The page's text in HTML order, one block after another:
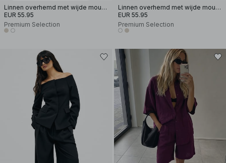
Linnen overhemd met wijde mouwen
EUR 55.95
Premium Selection
Linnen overhemd met wijde mouwen
EUR 55.95
Premium Selection